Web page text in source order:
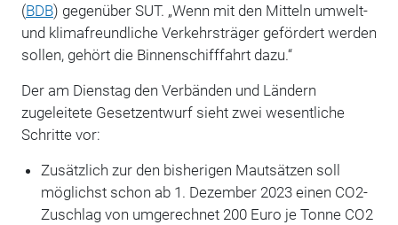
(BDB) gegenüber SUT. „Wenn mit den Mitteln umwelt-
und klimafreundliche Verkehrsträger gefördert werden
sollen, gehört die Binnenschifffahrt dazu.“
Der am Dienstag den Verbänden und Ländern
zugeleitete Gesetzentwurf sieht zwei wesentliche
Schritte vor:
Zusätzlich zur den bisherigen Mautsätzen soll
möglichst schon ab 1. Dezember 2023 einen CO2-
Zuschlag von umgerechnet 200 Euro je Tonne CO2